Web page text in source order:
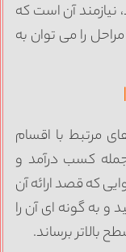
آن است که
را می توان به
با اقسام
کسب درآمد و
قصد ارائه آن
گونه ای آن را
برساند.